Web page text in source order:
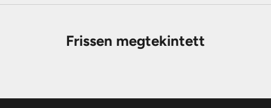
Frissen megtekintett